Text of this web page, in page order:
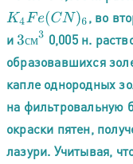
K4Fe(CN)6 , во
и см
3см3 0,005 н.
образовавшихся
капле однородных
на фильтровальную
окраски пятен,
лазури. Учитывая,